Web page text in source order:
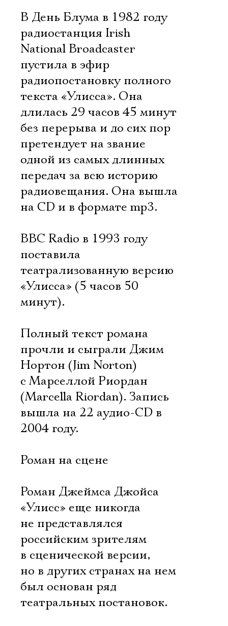
В День Блума в 1982 году
радиостанция Irish
National Broadcaster
пустила в эфир
радиопостановку полного
текста «Улисса». Она
длилась 29 часов 45 минут
без перерыва и до сих пор
претендует на звание
одной из самых длинных
передач за всю историю
радиовещания. Она вышла
на CD и в формате mp3.
BBC Radio в 1993 году
поставила
театрализованную версию
«Улисса» (5 часов 50
минут).
Полный текст романа
прочли и сыграли Джим
Нортон (Jim Norton)
с Марселлой Риордан
(Marcella Riordan). Запись
вышла на 22 аудио-CD в
2004 году.
Роман на сцене
Роман Джеймса Джойса
«Улисс» еще никогда
не представлялся
российским зрителям
в сценической версии,
но в других странах на нем
был основан ряд
театральных постановок.
Ознакомиться